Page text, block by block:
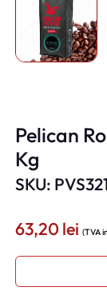
Pelican
Kg
SKU: PVS321
63,20lei (TVA